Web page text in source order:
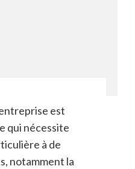
est
qui nécessite
à de
notamment la